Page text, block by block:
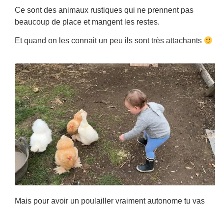
Ce sont des animaux rustiques qui ne prennent pas
beaucoup de place et mangent les restes.
Et quand on les connait un peu ils sont très attachants
Mais pour avoir un poulailler vraiment autonome tu vas